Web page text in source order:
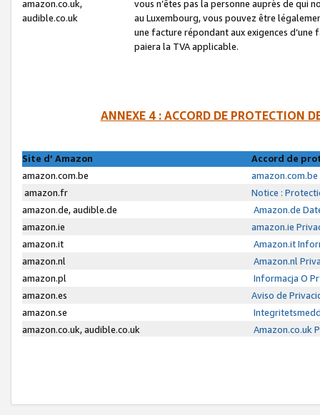
amazon.co.uk,
audible.co.uk
vous n’êtes pas la personne auprès de qui
au Luxembourg, vous pouvez être
une facture répondant aux exigences
paiera la TVA applicable.
ANNEXE 4 : ACCORD DE PROTECTION
Site d’ Amazon
Accord de
amazon.com.be
amazon.fr
Notice :
amazon.de, audible.de
Amazon.de
amazon.ie
amazon.ie
amazon.it
Amazon.it
amazon.nl
Amazon.nl
amazon.pl
Informacja O
amazon.es
Aviso de
amazon.se
amazon.co.uk, audible.co.uk
Amazon.co.uk